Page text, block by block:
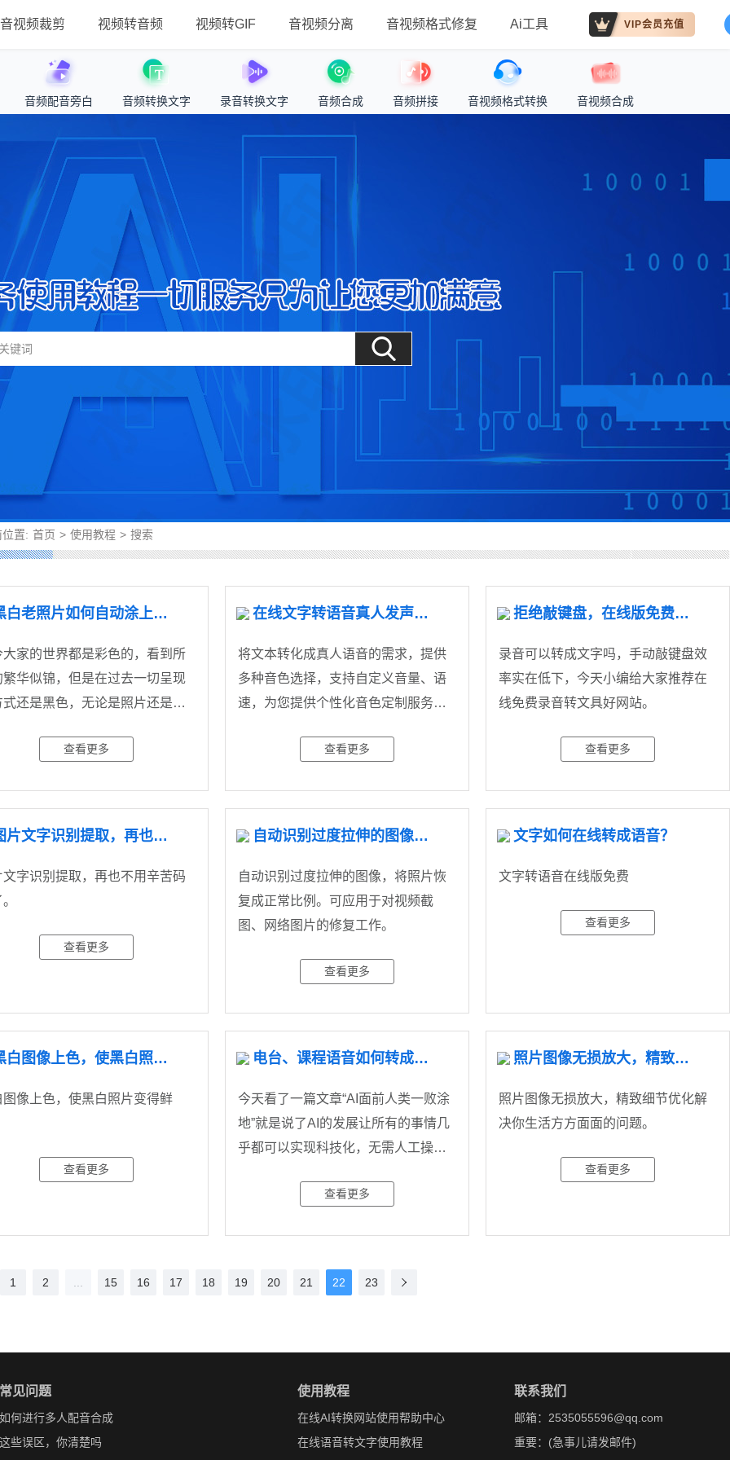
音视频裁剪 视频转音频 视频转GIF 音视频分离 音视频格式修复 Ai工具 VIP会员充值
音频配音旁白 音频转换文字 录音转换文字 音频合成 音频拼接 音视频格式转换 音视频合成
置: 首页 > 使用教程 > 搜索
黑白老照片如何自动涂上颜色？黑白照片可以自动上色吗？
大家的世界都是彩色的，看到所
繁华似锦，但是在过去一切呈现
式还是黑色，无论是照片还是视
查看更多
在线文字转语音真人发声，支持中英文
将文本转化成真人语音的需求，提供
多种音色选择，支持自定义音量、语
速，为您提供个性化音色定制服务，
查看更多
拒绝敲键盘，在线版免费好用的录音转文字工具！
录音可以转成文字吗，手动敲键盘效
率实在低下，今天小编给大家推荐在
线免费录音转文具好网站。
查看更多
图片文字识别提取，再也不用辛苦码字了
文字识别提取，再也不用辛苦码
查看更多
自动识别过度拉伸的图像，将照片恢复成正常比例。
自动识别过度拉伸的图像，将照片恢
复成正常比例。可应用于对视频截
图、网络图片的修复工作。
查看更多
文字如何在线转成语音？
文字转语音在线版免费
查看更多
黑白图像上色，使黑白照片变得鲜活。
图像上色，使黑白照片变得鲜
查看更多
电台、课程语音如何转成文字？
今天看了一篇文章“AI面前人类一败涂
地”就是说了AI的发展让所有的事情几
乎都可以实现科技化，无需人工操作
查看更多
照片图像无损放大，精致细节优化
照片图像无损放大，精致细节优化解
决你生活方方面面的问题。
查看更多
1 2 15 16 17 18 19 20 21 22 23
常见问题
如何进行多人配音合成
这些误区，你清楚吗
使用教程
在线AI转换网站使用帮助中心
在线语音转文字使用教程
联系我们
邮箱：2535055596@qq.com
重要：(急事儿请发邮件)